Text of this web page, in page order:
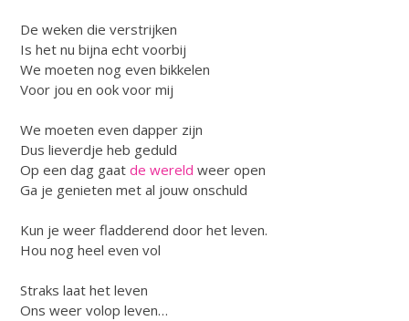
De weken die verstrijken
Is het nu bijna echt voorbij
We moeten nog even bikkelen
Voor jou en ook voor mij
We moeten even dapper zijn
Dus lieverdje heb geduld
Op een dag gaatde wereld weer open
Ga je genieten met al jouw onschuld
Kun je weer fladderend door het leven.
Hou nog heel even vol
Straks laat het leven
Ons weer volop leven…